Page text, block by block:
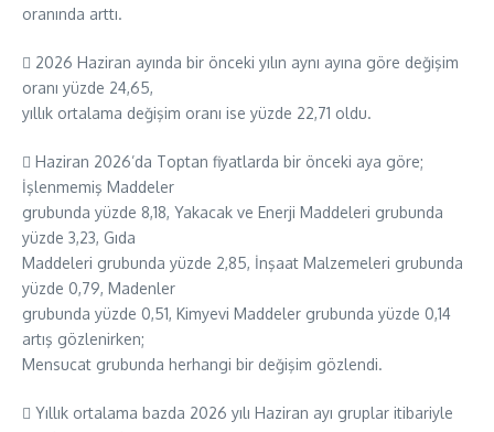
oranında arttı.
 2026 Haziran ayında bir önceki yılın aynı ayına göre değişim
oranı yüzde 24,65,
yıllık ortalama değişim oranı ise yüzde 22,71 oldu.
 Haziran 2026’da Toptan fiyatlarda bir önceki aya göre;
İşlenmemiş Maddeler
grubunda yüzde 8,18, Yakacak ve Enerji Maddeleri grubunda
yüzde 3,23, Gıda
Maddeleri grubunda yüzde 2,85, İnşaat Malzemeleri grubunda
yüzde 0,79, Madenler
grubunda yüzde 0,51, Kimyevi Maddeler grubunda yüzde 0,14
artış gözlenirken;
Mensucat grubunda herhangi bir değişim gözlendi.
 Yıllık ortalama bazda 2026 yılı Haziran ayı gruplar itibariyle